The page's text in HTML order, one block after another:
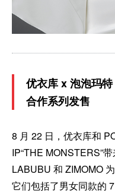
优衣库 x 泡泡玛
合作系列发售
8 月 22 日，优衣库和
IP“THE MONSTERS”
LABUBU 和 ZIMOMO
它们包括了男女同款的